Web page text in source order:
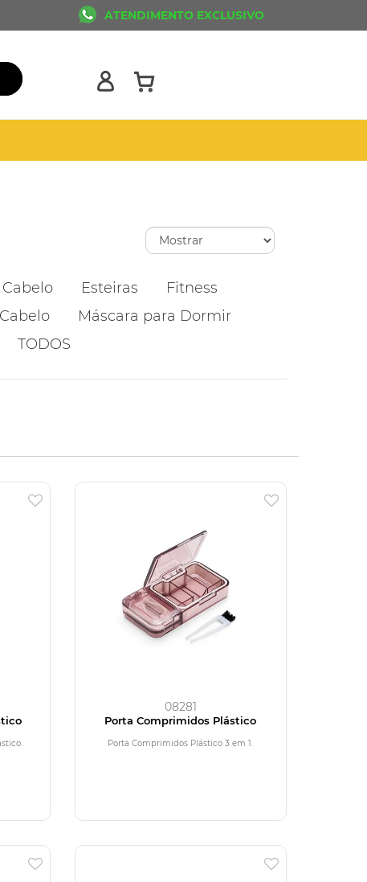
ATENDIMENTO EXCLUSIVO
Esteiras
Fitness
Máscara para Dormir
TODOS
08281
Porta Comprimidos Plástico
Porta Comprimidos Plástico 3 em 1.